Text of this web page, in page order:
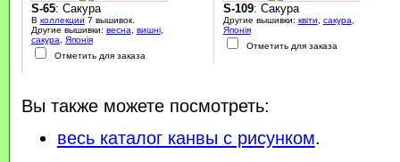
S-65: Сакура
В коллекции 7 вышивок.
Другие вышивки: весна вишні,
сакура
Японія
Отметить для заказа
S-109: Сакура
Другие вышивки: квіти сакура
Японія
Отметить для заказа
Вы также можете посмотреть:
весь каталог канвы с рисунком.